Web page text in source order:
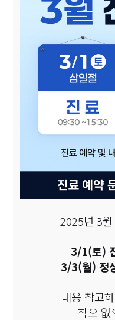
​2025년 3
3/1(토)
3/3(월) 정
내용 참고
착오 없